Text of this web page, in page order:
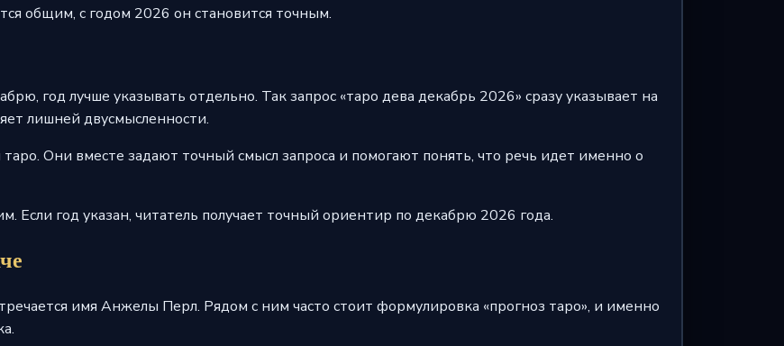
общим, с годом 2026 он становится точным.
год лучше указывать отдельно. Так запрос «таро дева декабрь 2026» сразу указывает на
лишней двусмысленности.
Они вместе задают точный смысл запроса и помогают понять, что речь идет именно о
Если год указан, читатель получает точный ориентир по декабрю 2026 года.
имя Анжелы Перл. Рядом с ним часто стоит формулировка «прогноз таро», и именно